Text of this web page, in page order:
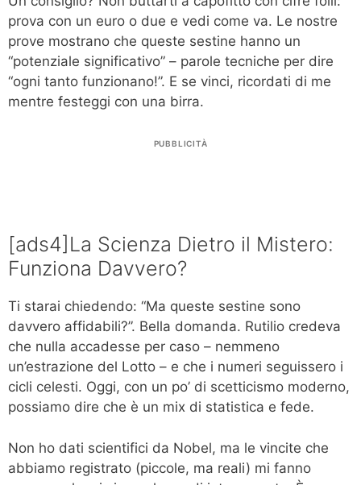
prova con un euro o due e vedi come va. Le nostre
prove mostrano che queste sestine hanno un
“potenziale significativo” – parole tecniche per dire
“ogni tanto funzionano!”. E se vinci, ricordati di me
mentre festeggi con una birra.
PUBBLICITÀ
[ads4]La Scienza Dietro il Mistero:
Funziona Davvero?
Ti starai chiedendo: “Ma queste sestine sono
davvero affidabili?”. Bella domanda. Rutilio credeva
che nulla accadesse per caso – nemmeno
un’estrazione del Lotto – e che i numeri seguissero i
cicli celesti. Oggi, con un po’ di scetticismo moderno,
possiamo dire che è un mix di statistica e fede.
Non ho dati scientifici da Nobel, ma le vincite che
abbiamo registrato (piccole, ma reali) mi fanno